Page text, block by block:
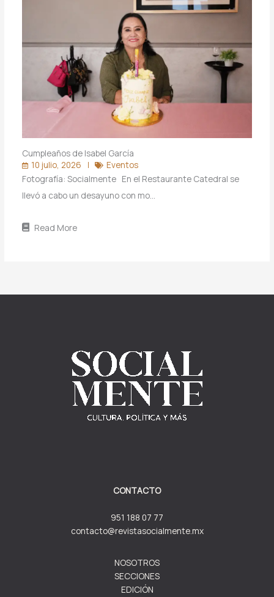
Cumpleaños de Isabel García
10 julio, 2026
Eventos
Fotografía: Socialmente En el Restaurante Catedral se
llevó a cabo un desayuno con mo…
Read More
CONTACTO
951 188 07 77
contacto@revistasocialmente.mx
NOSOTROS
SECCIONES
EDICIÓN